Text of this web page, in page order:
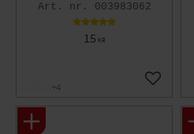
003983062
15 KR
Lägg till
+4